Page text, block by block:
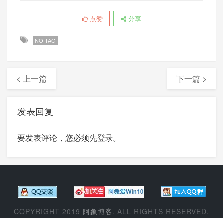
点赞 分享
NO TAG
< 上一篇 下一篇 >
发表回复
要发表评论，您必须先登录。
COPYRIGHT 2019 阿象博客 . ALL RIGHTS RESERVED.